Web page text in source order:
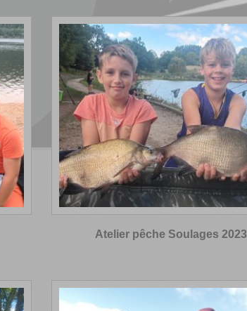
Atelier pêche Soulages 2023